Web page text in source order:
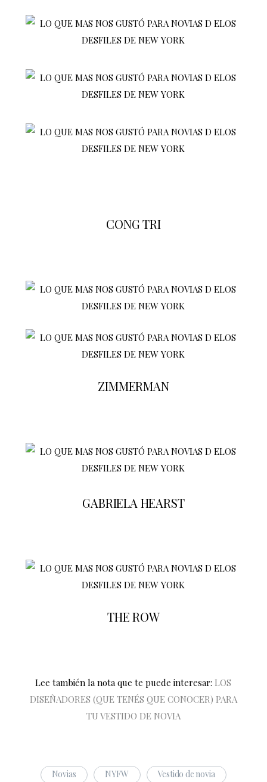
CONG TRI
ZIMMERMAN
GABRIELA HEARST
THE ROW
Lee también la nota que te puede interesar: LOS
DISEÑADORES (QUE TENÉS QUE CONOCER) PARA
TU VESTIDO DE NOVIA
Novias NYFW Vestido de novia